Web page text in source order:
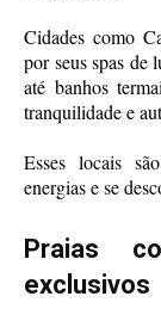
Cidades como
por seus spas de
até banhos
tranquilidade e
Esses locais
energias e se
Praias
exclusivos